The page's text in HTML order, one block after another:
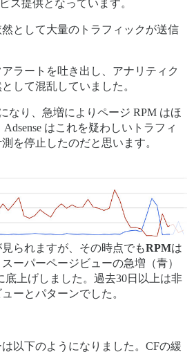
ス提供となっています。
として大量のトラフィックが送信
ラートを吐き出し、アナリティク
して混乱していました。
なり、急増によりページ RPM はほ
はこれを疑わしいトラフィ
を停止したのだと思います。
られますが、その時点でもRPMは
ーパーページビューの急増（青）
底上げしました。過去30日以上は非
ーとパターンでした。
以下のようになりました。CFの緩